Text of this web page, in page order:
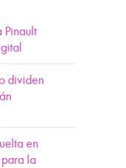
Pinault
dividen
en
la